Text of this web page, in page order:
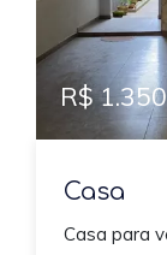
R$
Casa
Casa para